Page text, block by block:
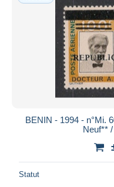
BENIN - 1994 - n°Mi.
Neuf**
Statut